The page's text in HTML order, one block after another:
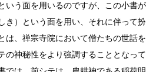
いう面を用いるのですが、この小書が
き）という面を用い、それに伴って扮
は、禅宗寺院において僧たちの世話を
の神秘性をより強調することとなって